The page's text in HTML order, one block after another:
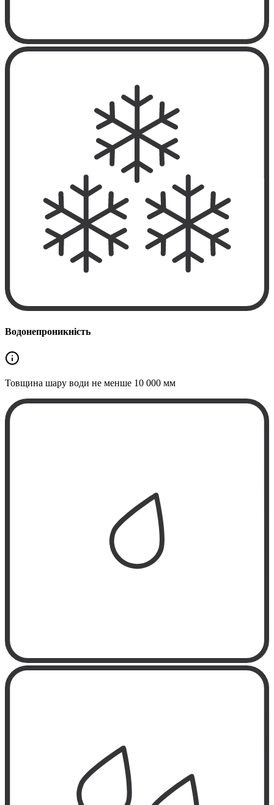
Водонепроникність
Товщина шару води не менше 10 000 мм